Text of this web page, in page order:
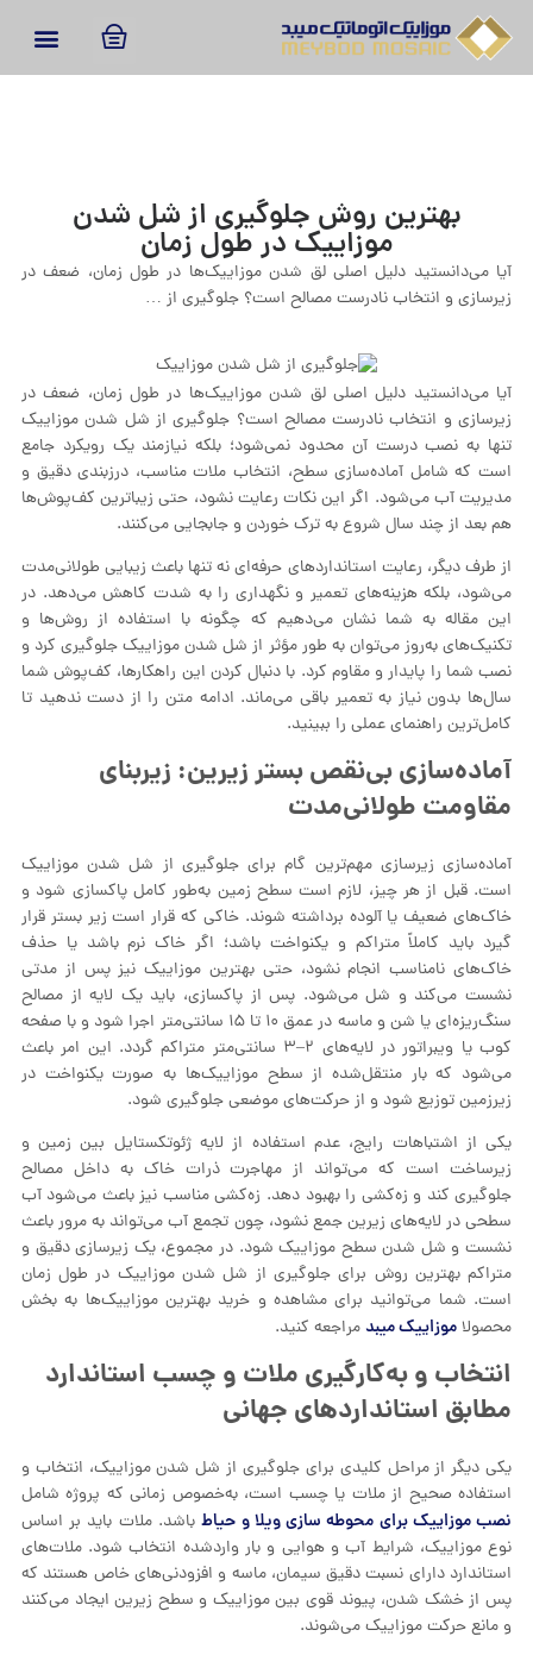
بهترین روش جلوگیری از شل شدن
موزاییک در طول زمان
آیا می‌دانستید دلیل اصلی لق شدن موزاییک‌ها در طول زمان، ضعف در
زیرسازی و انتخاب نادرست مصالح است؟ جلوگیری از …
آیا می‌دانستید دلیل اصلی لق شدن موزاییک‌ها در طول زمان، ضعف در
زیرسازی و انتخاب نادرست مصالح است؟ جلوگیری از شل شدن موزاییک
تنها به نصب درست آن محدود نمی‌شود؛ بلکه نیازمند یک رویکرد جامع
است که شامل آماده‌سازی سطح، انتخاب ملات مناسب، درزبندی دقیق و
مدیریت آب می‌شود. اگر این نکات رعایت نشود، حتی زیباترین کف‌پوش‌ها
هم بعد از چند سال شروع به ترک خوردن و جابجایی می‌کنند.
از طرف دیگر، رعایت استانداردهای حرفه‌ای نه تنها باعث زیبایی طولانی‌مدت
می‌شود، بلکه هزینه‌های تعمیر و نگهداری را به شدت کاهش می‌دهد. در
این مقاله به شما نشان می‌دهیم که چگونه با استفاده از روش‌ها و
تکنیک‌های به‌روز می‌توان به طور مؤثر از شل شدن موزاییک جلوگیری کرد و
نصب شما را پایدار و مقاوم کرد. با دنبال کردن این راهکارها، کف‌پوش شما
سال‌ها بدون نیاز به تعمیر باقی می‌ماند. ادامه متن را از دست ندهید تا
کامل‌ترین راهنمای عملی را ببینید.
آماده‌سازی بی‌نقص بستر زیرین: زیربنای
مقاومت طولانی‌مدت
آماده‌سازی زیرسازی مهم‌ترین گام برای جلوگیری از شل شدن موزاییک
است. قبل از هر چیز، لازم است سطح زمین به‌طور کامل پاکسازی شود و
خاک‌های ضعیف یا آلوده برداشته شوند. خاکی که قرار است زیر بستر قرار
گیرد باید کاملاً متراکم و یکنواخت باشد؛ اگر خاک نرم باشد یا حذف
خاک‌های نامناسب انجام نشود، حتی بهترین موزاییک نیز پس از مدتی
نشست می‌کند و شل می‌شود. پس از پاکسازی، باید یک لایه از مصالح
سنگ‌ریزه‌ای یا شن و ماسه در عمق ۱۰ تا ۱۵ سانتی‌متر اجرا شود و با صفحه
کوب یا ویبراتور در لایه‌های ۲–۳ سانتی‌متر متراکم گردد. این امر باعث
می‌شود که بار منتقل‌شده از سطح موزاییک‌ها به صورت یکنواخت در
زیرزمین توزیع شود و از حرکت‌های موضعی جلوگیری شود.
یکی از اشتباهات رایج، عدم استفاده از لایه ژئوتکستایل بین زمین و
زیرساخت است که می‌تواند از مهاجرت ذرات خاک به داخل مصالح
جلوگیری کند و زه‌کشی را بهبود دهد. زه‌کشی مناسب نیز باعث می‌شود آب
سطحی در لایه‌های زیرین جمع نشود، چون تجمع آب می‌تواند به مرور باعث
نشست و شل شدن سطح موزاییک شود. در مجموع، یک زیرسازی دقیق و
متراکم بهترین روش برای جلوگیری از شل شدن موزاییک در طول زمان
است. شما می‌توانید برای مشاهده و خرید بهترین موزاییک‌ها به بخش
محصولاموزاییک میبد مراجعه کنید.
انتخاب و به‌کارگیری ملات و چسب استاندارد
مطابق استانداردهای جهانی
یکی دیگر از مراحل کلیدی برای جلوگیری از شل شدن موزاییک، انتخاب و
استفاده صحیح از ملات یا چسب است، به‌خصوص زمانی که پروژه شامل
نصب موزاییک برای محوطه سازی ویلا و حیاطباشد. ملات باید بر اساس
نوع موزاییک، شرایط آب و هوایی و بار واردشده انتخاب شود. ملات‌های
استاندارد دارای نسبت دقیق سیمان، ماسه و افزودنی‌های خاص هستند که
پس از خشک شدن، پیوند قوی بین موزاییک و سطح زیرین ایجاد می‌کنند
و مانع حرکت موزاییک می‌شوند.